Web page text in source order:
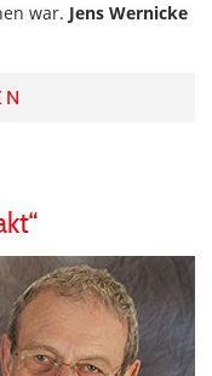
war. Jens Wernicke